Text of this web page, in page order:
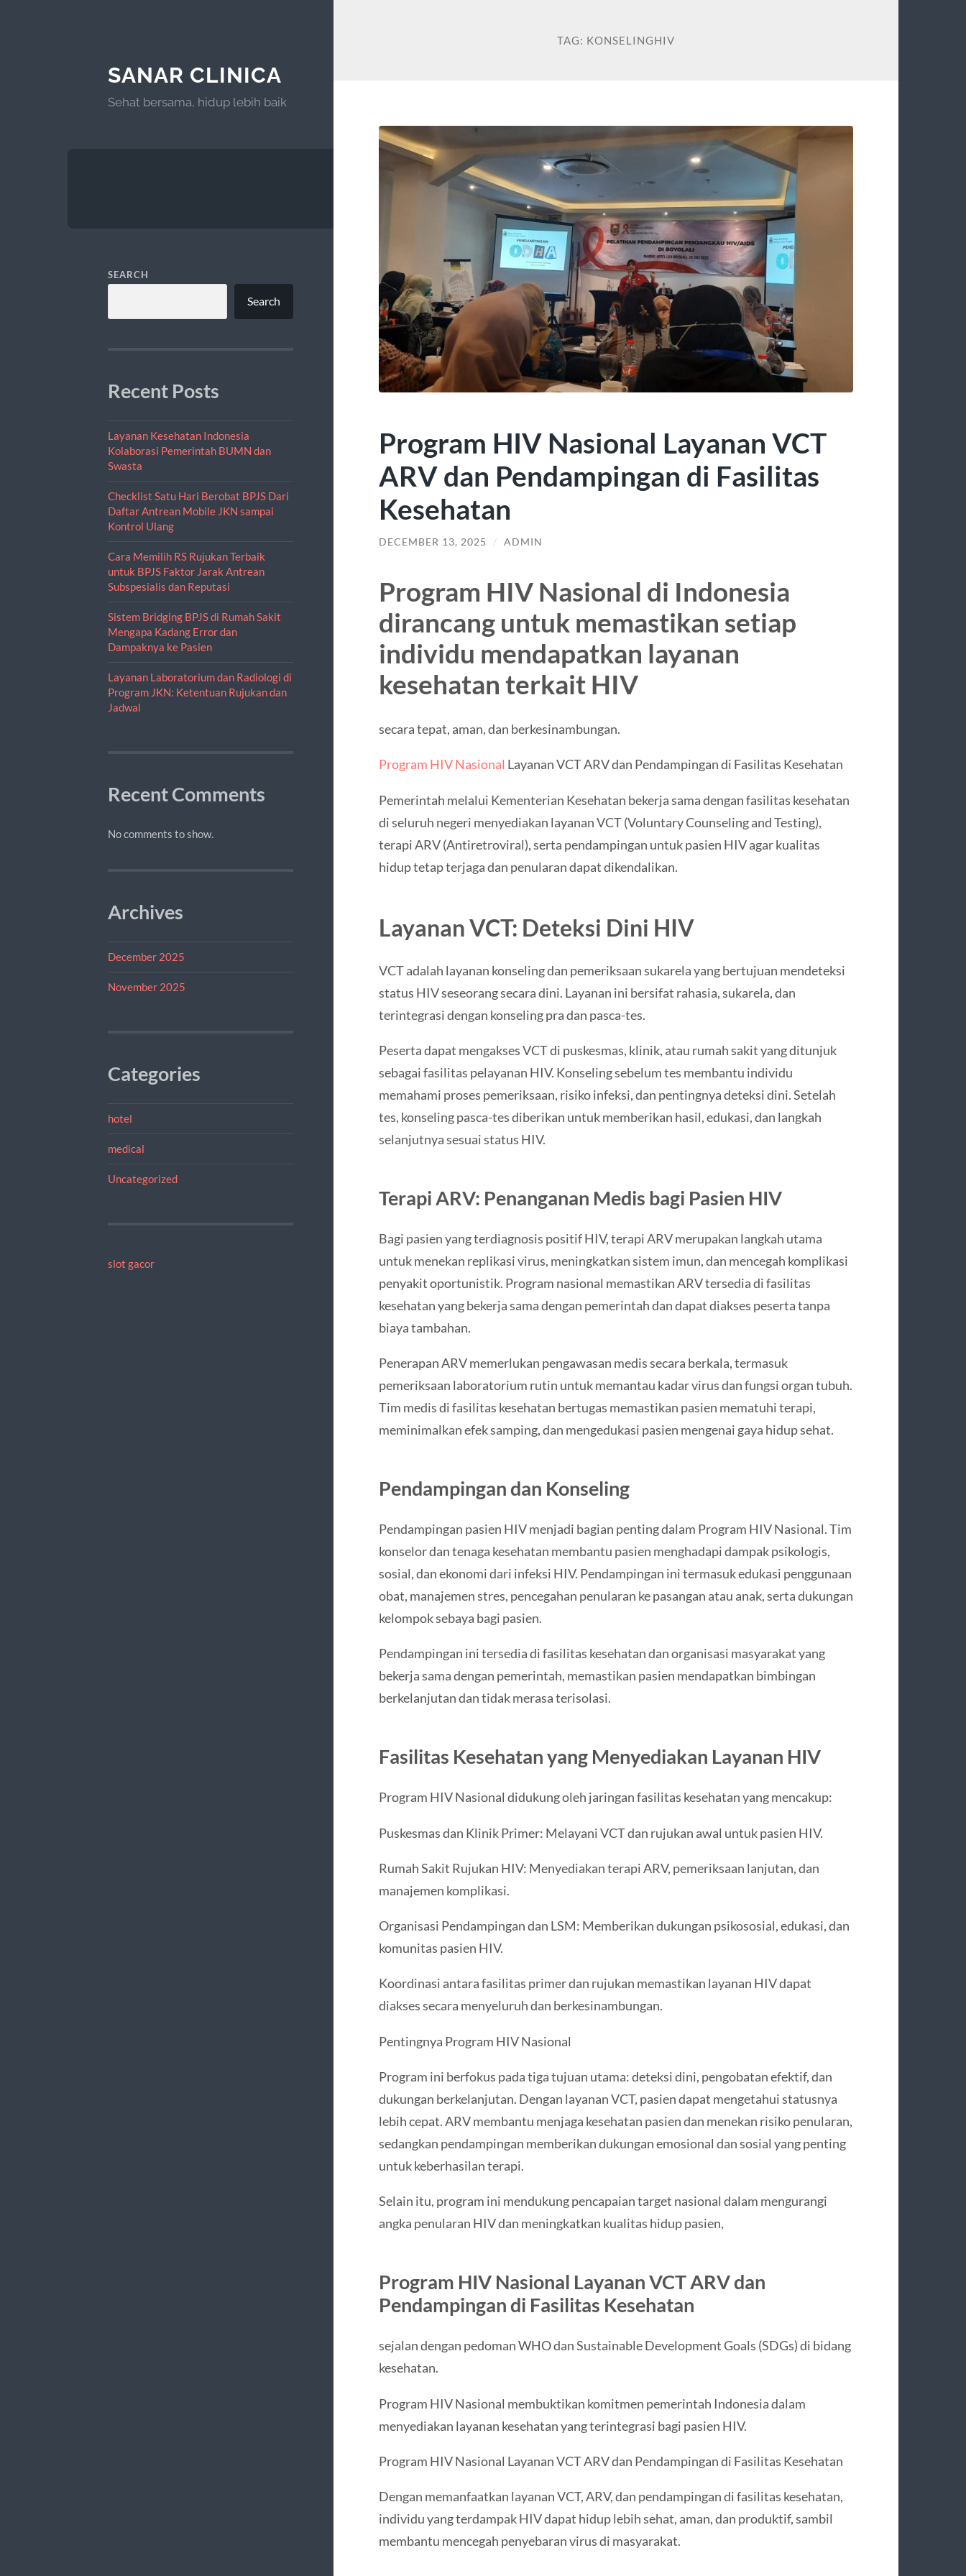
SANAR CLINICA
Sehat bersama, hidup lebih baik
SEARCH
Search
Recent Posts
Layanan Kesehatan Indonesia
Kolaborasi Pemerintah BUMN dan
Swasta
Checklist Satu Hari Berobat BPJS Dari
Daftar Antrean Mobile JKN sampai
Kontrol Ulang
Cara Memilih RS Rujukan Terbaik
untuk BPJS Faktor Jarak Antrean
Subspesialis dan Reputasi
Sistem Bridging BPJS di Rumah Sakit
Mengapa Kadang Error dan
Dampaknya ke Pasien
Layanan Laboratorium dan Radiologi di
Program JKN: Ketentuan Rujukan dan
Jadwal
Recent Comments
No comments to show.
Archives
December 2025
November 2025
Categories
hotel
medical
Uncategorized
slot gacor
TAG: KONSELINGHIV
Program HIV Nasional Layanan VCT
ARV dan Pendampingan di Fasilitas
Kesehatan
DECEMBER 13, 2025 / ADMIN
Program HIV Nasional di Indonesia
dirancang untuk memastikan setiap
individu mendapatkan layanan
kesehatan terkait HIV
secara tepat, aman, dan berkesinambungan.
Program HIV Nasional Layanan VCT ARV dan Pendampingan di Fasilitas Kesehatan
Pemerintah melalui Kementerian Kesehatan bekerja sama dengan fasilitas kesehatan
di seluruh negeri menyediakan layanan VCT (Voluntary Counseling and Testing),
terapi ARV (Antiretroviral), serta pendampingan untuk pasien HIV agar kualitas
hidup tetap terjaga dan penularan dapat dikendalikan.
Layanan VCT: Deteksi Dini HIV
VCT adalah layanan konseling dan pemeriksaan sukarela yang bertujuan mendeteksi
status HIV seseorang secara dini. Layanan ini bersifat rahasia, sukarela, dan
terintegrasi dengan konseling pra dan pasca-tes.
Peserta dapat mengakses VCT di puskesmas, klinik, atau rumah sakit yang ditunjuk
sebagai fasilitas pelayanan HIV. Konseling sebelum tes membantu individu
memahami proses pemeriksaan, risiko infeksi, dan pentingnya deteksi dini. Setelah
tes, konseling pasca-tes diberikan untuk memberikan hasil, edukasi, dan langkah
selanjutnya sesuai status HIV.
Terapi ARV: Penanganan Medis bagi Pasien HIV
Bagi pasien yang terdiagnosis positif HIV, terapi ARV merupakan langkah utama
untuk menekan replikasi virus, meningkatkan sistem imun, dan mencegah komplikasi
penyakit oportunistik. Program nasional memastikan ARV tersedia di fasilitas
kesehatan yang bekerja sama dengan pemerintah dan dapat diakses peserta tanpa
biaya tambahan.
Penerapan ARV memerlukan pengawasan medis secara berkala, termasuk
pemeriksaan laboratorium rutin untuk memantau kadar virus dan fungsi organ tubuh.
Tim medis di fasilitas kesehatan bertugas memastikan pasien mematuhi terapi,
meminimalkan efek samping, dan mengedukasi pasien mengenai gaya hidup sehat.
Pendampingan dan Konseling
Pendampingan pasien HIV menjadi bagian penting dalam Program HIV Nasional. Tim
konselor dan tenaga kesehatan membantu pasien menghadapi dampak psikologis,
sosial, dan ekonomi dari infeksi HIV. Pendampingan ini termasuk edukasi penggunaan
obat, manajemen stres, pencegahan penularan ke pasangan atau anak, serta dukungan
kelompok sebaya bagi pasien.
Pendampingan ini tersedia di fasilitas kesehatan dan organisasi masyarakat yang
bekerja sama dengan pemerintah, memastikan pasien mendapatkan bimbingan
berkelanjutan dan tidak merasa terisolasi.
Fasilitas Kesehatan yang Menyediakan Layanan HIV
Program HIV Nasional didukung oleh jaringan fasilitas kesehatan yang mencakup:
Puskesmas dan Klinik Primer: Melayani VCT dan rujukan awal untuk pasien HIV.
Rumah Sakit Rujukan HIV: Menyediakan terapi ARV, pemeriksaan lanjutan, dan
manajemen komplikasi.
Organisasi Pendampingan dan LSM: Memberikan dukungan psikososial, edukasi, dan
komunitas pasien HIV.
Koordinasi antara fasilitas primer dan rujukan memastikan layanan HIV dapat
diakses secara menyeluruh dan berkesinambungan.
Pentingnya Program HIV Nasional
Program ini berfokus pada tiga tujuan utama: deteksi dini, pengobatan efektif, dan
dukungan berkelanjutan. Dengan layanan VCT, pasien dapat mengetahui statusnya
lebih cepat. ARV membantu menjaga kesehatan pasien dan menekan risiko penularan,
sedangkan pendampingan memberikan dukungan emosional dan sosial yang penting
untuk keberhasilan terapi.
Selain itu, program ini mendukung pencapaian target nasional dalam mengurangi
angka penularan HIV dan meningkatkan kualitas hidup pasien,
Program HIV Nasional Layanan VCT ARV dan
Pendampingan di Fasilitas Kesehatan
sejalan dengan pedoman WHO dan Sustainable Development Goals (SDGs) di bidang
kesehatan.
Program HIV Nasional membuktikan komitmen pemerintah Indonesia dalam
menyediakan layanan kesehatan yang terintegrasi bagi pasien HIV.
Program HIV Nasional Layanan VCT ARV dan Pendampingan di Fasilitas Kesehatan
Dengan memanfaatkan layanan VCT, ARV, dan pendampingan di fasilitas kesehatan,
individu yang terdampak HIV dapat hidup lebih sehat, aman, dan produktif, sambil
membantu mencegah penyebaran virus di masyarakat.